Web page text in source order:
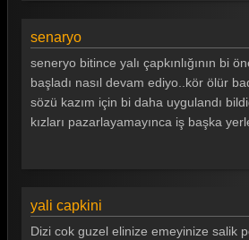
senaryo
seneryo bitince yalı çapkınlığının bi
başladı nasıl devam ediyo..kör ölür
sözü kazım için bi daha uygulandı
kızları pazarlayamayınca iş başka
yali capkini
Dizi cok guzel elinize emeyinize salik